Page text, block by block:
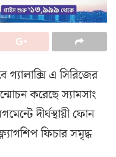
গ্যালাক্সি এ সিরিজের
করেছে স্যামসাং
দীর্ঘস্থায়ী ফোন
ফিচার সমৃদ্ধ